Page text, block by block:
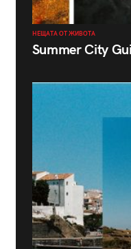
НЕЩАТА ОТ ЖИВОТА
Summer City